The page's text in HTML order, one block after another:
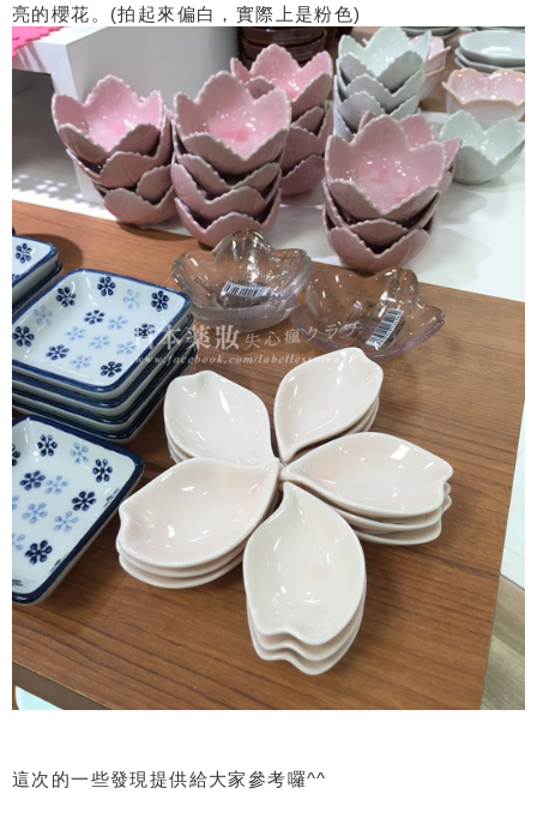
亮的櫻花。(拍起來偏白，實際上是粉色)
這次的一些發現提供給大家參考囉^^